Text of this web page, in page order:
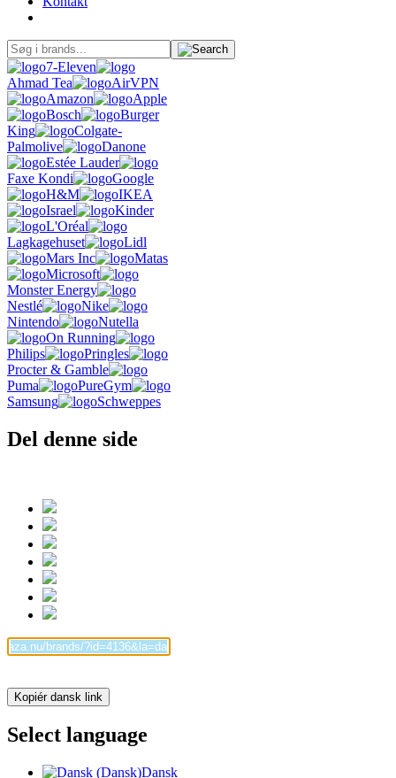
7-Eleven
Ahmad Tea
AirVPN
Amazon
Apple
Bosch
Burger
King
Colgate-
Palmolive
Danone
Estée Lauder
Faxe Kondi
Google
H&M
IKEA
Israel
Kinder
L'Oréal
Lagkagehuset
Lidl
Mars Inc
Matas
Microsoft
Monster Energy
Nestlé
Nike
Nintendo
Nutella
On Running
Philips
Pringles
Procter & Gamble
Puma
PureGym
Samsung
Schweppes
Del denne side
Kopiér dansk link
Select language
Dansk